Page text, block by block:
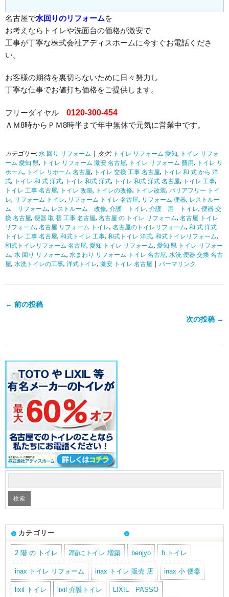
名古屋で水回りのリフォームを
お考えならトイレや洗面台の価格が激安で
工事が丁寧な株式会社アディスホームに今すぐお電話くださ
い。
お客様の期待を裏切らないために日々努力し
丁寧な仕事でお値打ち価格をご提供します。
フリーダイヤル 0120-300-454
ＡＭ8時からＰＭ8時半まで年中無休で元気に営業中です。
カテゴリー: 水 回り リフォーム | タグ: トイレ リフォーム 愛知, トイレ リフォ
ーム 愛知 県, トイレ リフォーム 激安 名古屋, トイレ リフォーム 費用, トイレ リ
ホーム, トイレ リホーム 名古屋, トイレ 交換 工事 名古屋, トイレ 和 式 から 洋
式, トイレ 和 式 洋式, トイレ 和式 洋式, トイレ 和式 洋式 名古屋, トイレ 工事,
トイレ 工事 名古屋, トイレ 改築, トイレの改修, トイレ改装, バリアフリー トイ
レ, リフォーム トイレ, リフォーム トイレ 名古屋, リフォーム 便器, レストルー
ム リフォーム, レストルーム 改修, 介護 トイレ, 介護 用 トイレ, 便器 交
換 名古屋, 便器 取 替 工事 名古屋, 名古屋 の トイレ リフォーム, 名古屋 トイレ
リフォーム, 名古屋 リフォーム トイレ, 名古屋のトイレリフォーム, 和 式 洋式
トイレ 工事 名古屋, 和式トイレ 工事, 和式トイレ 洋式, 和式トイレリフォーム,
和式トイレリフォーム 名古屋, 愛知 トイレ リフォーム, 愛知 県 トイレ リフォー
ム, 水 回り リフォーム, 水まわり リフォーム トイレ 名古屋, 水洗 便器 交換 名古
屋, 水洗トイレの工事, 洋式トイレ, 激安 トイレ 名古屋 パーマリンク
← 前の投稿
次の投稿 →
カテゴリー
2 階 の トイレ 2階にトイレ 増築 benjyo h トイレ
inax トイレ リフォーム inax トイレ 販売 店 inax 小 便器
lixil トイレ lixil 介護トイレ LIXIL PASSO